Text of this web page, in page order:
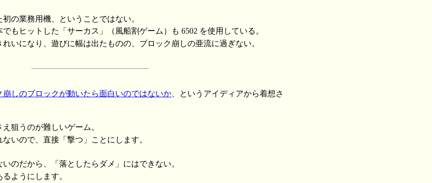
の業務用機、ということではない。
もヒットした「サーカス」（風船割ゲーム）も 6502 を使用している。
いになり、遊びに幅は出たものの、ブロック崩しの亜流に過ぎない。
崩しのブロックが動いたら面白いのではないか 、というアイディアから着想さ
狙うのが難しいゲーム。
いので、直接「撃つ」ことにします。
のだから、「落としたらダメ」にはできない。
ようにします。